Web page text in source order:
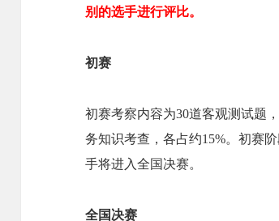
别的选手进行评比。
初赛
初赛考察内容为30道客观测试题
务知识考查，各占约15%。初赛
手将进入全国决赛。
全国决赛